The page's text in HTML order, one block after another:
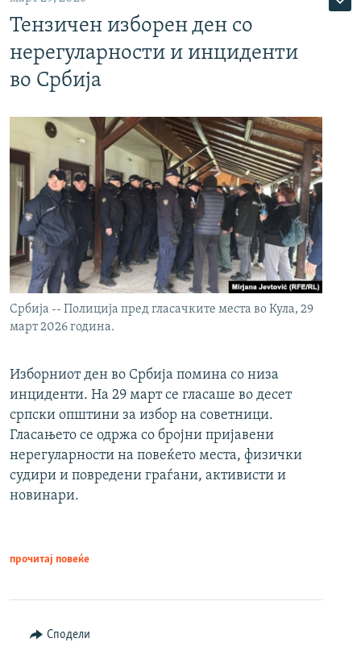
Тензичен изборен ден со
нерегуларности и инциденти
во Србија
Србија -- Полиција пред гласачките места во Кула, 29
март 2026 година.
Изборниот ден во Србија помина со низа
инциденти. На 29 март се гласаше во десет
српски општини за избор на советници.
Гласањето се одржа со бројни пријавени
нерегуларности на повеќето места, физички
судири и повредени граѓани, активисти и
новинари.
прочитај повеќе
Сподели